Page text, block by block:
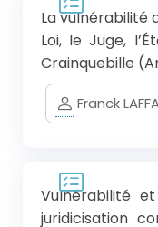
La vulnérabilité
Loi, le Juge,
Crainquebille
Franck
Vulnérabilité
juridicisation